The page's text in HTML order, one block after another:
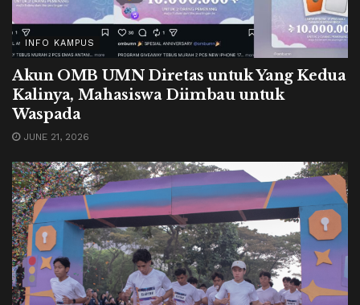
INFO KAMPUS
Akun OMB UMN Diretas untuk Yang Kedua
Kalinya, Mahasiswa Diimbau untuk
Waspada
JUNE 21, 2026